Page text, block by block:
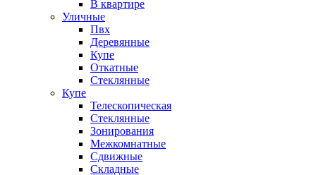
В квартире
Уличные
Пвх
Деревянные
Купе
Откатные
Стеклянные
Купе
Телескопическая
Стеклянные
Зонирования
Межкомнатные
Сдвижные
Складные